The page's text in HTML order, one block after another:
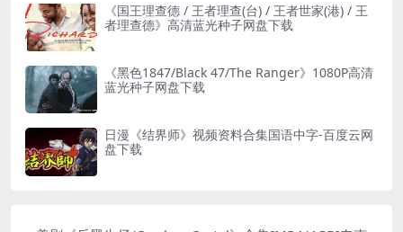
《国王理查德 / 王者理查(台) / 王者世家(港) / 王
者理查德》高清蓝光种子网盘下载
《黑色1847/Black 47/The Ranger》1080P高清
蓝光种子网盘下载
日漫《结界师》视频资料合集国语中字-百度云网
盘下载